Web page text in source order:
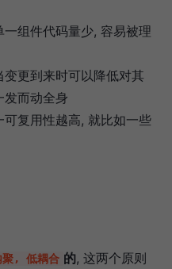
组件代码量少, 容易被理
更到来时可以降低对其
发而动全身
复用性越高, 就比如一些
聚, 低耦合 的, 这两个原则